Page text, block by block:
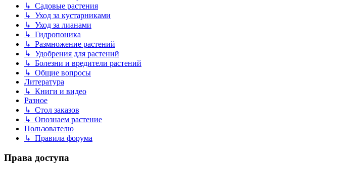
↳ Садовые растения
↳ Уход за кустарниками
↳ Уход за лианами
↳ Гидропоника
↳ Размножение растений
↳ Удобрения для растений
↳ Болезни и вредители растений
↳ Общие вопросы
Литература
↳ Книги и видео
Разное
↳ Стол заказов
↳ Опознаем растение
Пользователю
↳ Правила форума
Права доступа